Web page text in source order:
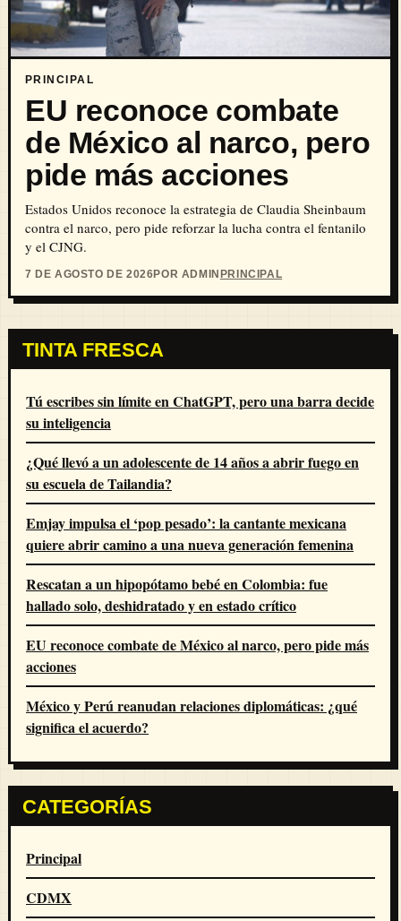
PRINCIPAL
EU reconoce combate
de México al narco, pero
pide más acciones
Estados Unidos reconoce la estrategia de Claudia Sheinbaum
contra el narco, pero pide reforzar la lucha contra el fentanilo
y el CJNG.
7 DE AGOSTO DE 2026POR ADMINPRINCIPAL
TINTA FRESCA
Tú escribes sin límite en ChatGPT, pero una barra decide
su inteligencia
¿Qué llevó a un adolescente de 14 años a abrir fuego en
su escuela de Tailandia?
Emjay impulsa el ‘pop pesado’: la cantante mexicana
quiere abrir camino a una nueva generación femenina
Rescatan a un hipopótamo bebé en Colombia: fue
hallado solo, deshidratado y en estado crítico
EU reconoce combate de México al narco, pero pide más
acciones
México y Perú reanudan relaciones diplomáticas: ¿qué
significa el acuerdo?
CATEGORÍAS
Principal
CDMX